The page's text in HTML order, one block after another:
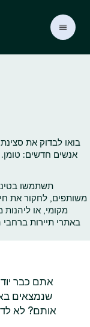
בואו לבדוק את
אנשים חדשים: טומן.
תשתמשו
משותפים, לחקור את
מקומי, או
באתרי תיירות
אתם כבר
שנמצאים
אותם? לא